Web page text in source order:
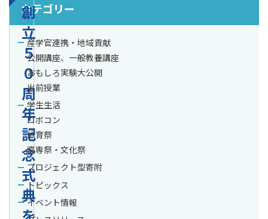
創
立
５
０
周
年
記
念
式
典
カテゴリー
産学官連携・地域貢献
公開講座、一般教養講座
おもしろ実験大公開
出前授業
学生生活
ロボコン
体育祭
高専祭・文化祭
プロジェクト型寄附
トピックス
イベント情報